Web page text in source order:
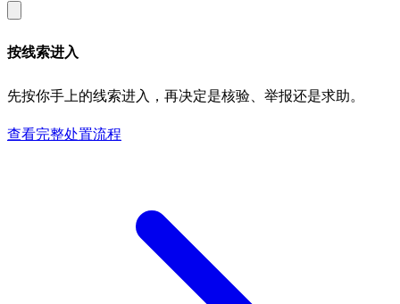
按线索进入
先按你手上的线索进入，再决定是核验、举报还是求助。
查看完整处置流程